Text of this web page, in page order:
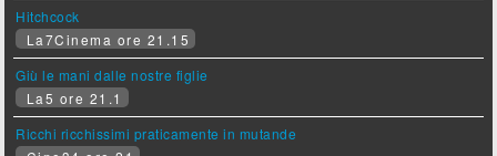
Hitchcock
La7Cinema ore 21.15
Giù le mani dalle nostre figlie
La5 ore 21.1
Ricchi ricchissimi praticamente in mutande